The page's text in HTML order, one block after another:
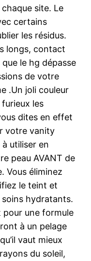
site. Le
certains
les résidus.
longs, contact
le hg dépasse
de votre
.Un joli couleur
les
dites en effet
votre vanity
utiliser en
peau AVANT de
Vous éliminez
le teint et
hydratants.
pour une formule
à un pelage
vaut mieux
du soleil,